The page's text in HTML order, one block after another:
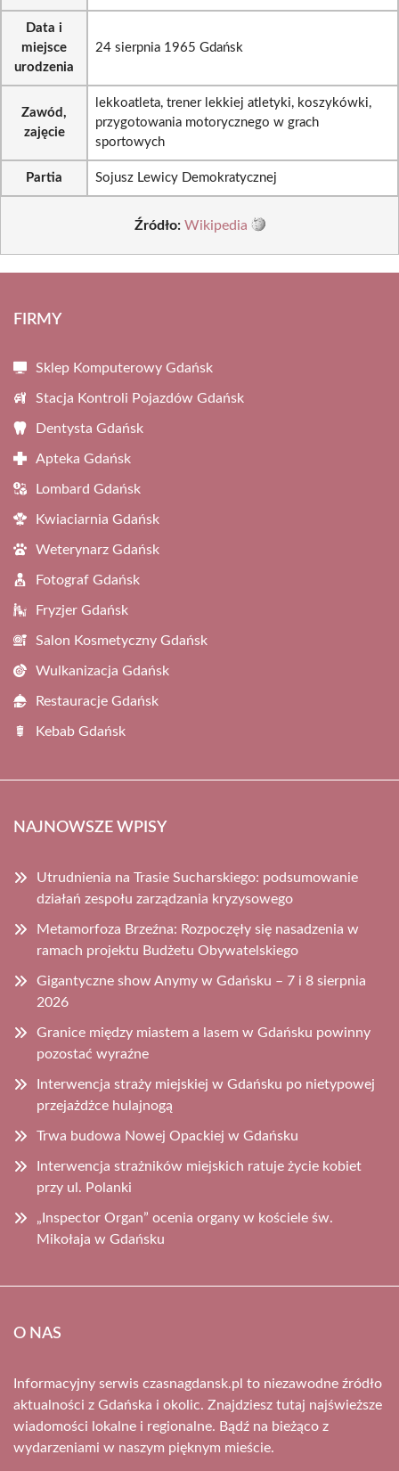
Data i
miejsce
urodzenia
24 sierpnia 1965 Gdańsk
Zawód,
zajęcie
lekkoatleta, trener lekkiej atletyki, koszykówki,
przygotowania motorycznego w grach
sportowych
Partia Sojusz Lewicy Demokratycznej
Źródło: Wikipedia
FIRMY
Sklep Komputerowy Gdańsk
Stacja Kontroli Pojazdów Gdańsk
Dentysta Gdańsk
Apteka Gdańsk
Lombard Gdańsk
Kwiaciarnia Gdańsk
Weterynarz Gdańsk
Fotograf Gdańsk
Fryzjer Gdańsk
Salon Kosmetyczny Gdańsk
Wulkanizacja Gdańsk
Restauracje Gdańsk
Kebab Gdańsk
NAJNOWSZE WPISY
Utrudnienia na Trasie Sucharskiego: podsumowanie
działań zespołu zarządzania kryzysowego
Metamorfoza Brzeźna: Rozpoczęły się nasadzenia w
ramach projektu Budżetu Obywatelskiego
Gigantyczne show Anymy w Gdańsku – 7 i 8 sierpnia
2026
Granice między miastem a lasem w Gdańsku powinny
pozostać wyraźne
Interwencja straży miejskiej w Gdańsku po nietypowej
przejażdżce hulajnogą
Trwa budowa Nowej Opackiej w Gdańsku
Interwencja strażników miejskich ratuje życie kobiet
przy ul. Polanki
„Inspector Organ” ocenia organy w kościele św.
Mikołaja w Gdańsku
O NAS
Informacyjny serwis czasnagdansk.pl to niezawodne źródło
aktualności z Gdańska i okolic. Znajdziesz tutaj najświeższe
wiadomości lokalne i regionalne. Bądź na bieżąco z
wydarzeniami w naszym pięknym mieście.